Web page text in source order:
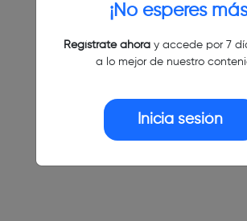
¡No esperes
Regístrate ahoray accede por 7
a lo mejor de nuestro
Inicia sesión